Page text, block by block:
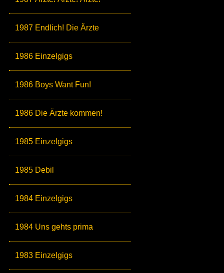
1987 Endlich! Die Ärzte
1986 Einzelgigs
1986 Boys Want Fun!
1986 Die Ärzte kommen!
1985 Einzelgigs
1985 Debil
1984 Einzelgigs
1984 Uns gehts prima
1983 Einzelgigs